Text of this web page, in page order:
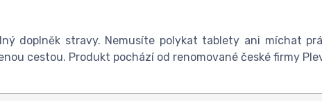
doplněk stravy. Nemusíte polykat tablety ani míchat
cestou. Produkt pochází od renomované české firmy